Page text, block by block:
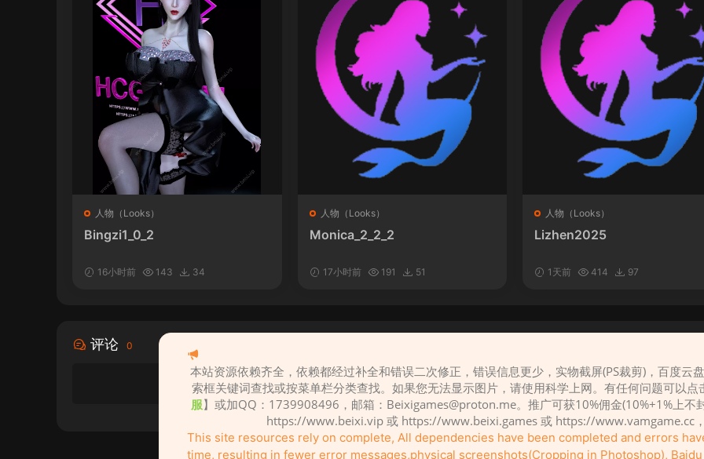
人物（Looks）
Bingzi1_0_2
16小时前 143 34
人物（Looks）
Monica_2_2_2
17小时前 191 51
人物（Looks）
Lizhen2025
1天前 414 97
评论 0
请先登录
本站资源依赖齐全，依赖都经过补全和错误二次修正，错误信息更少，实物截屏(PS裁剪)，百度云
索框关键词查找或按菜单栏分类查找。如果您无法显示图片，请使用科学上网。有任何问题可以点
服】或加QQ：1739908496，邮箱： Beixigames@proton.me。推广可获10%佣金(10%+1%上不
https://www.beixi.vip 或 https://www.beixi.games 或 https://www.vamgame.cc，
This site resources rely on complete, All dependencies have been completed and errors
time, resulting in fewer error messages,physical screenshots(Cropping in Photoshop),